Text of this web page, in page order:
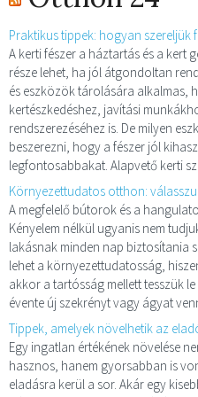
Praktikus tippek: hogyan szereljük
A kerti fészer a háztartás és a kert
része lehet, ha jól átgondoltan
és eszközök tárolására alkalmas,
kertészkedéshez, javítási
rendszerezéséhez is. De milyen
beszerezni, hogy a fészer jól
legfontosabbakat. Alapvető kerti
Környezettudatos otthon:
A megfelelő bútorok és a
Kényelem nélkül ugyanis nem
lakásnak minden nap biztosítania
lehet a környezettudatosság,
akkor a tartósság mellett tesszük
évente új szekrényt vagy ágyat
Tippek, amelyek növelhetik az
Egy ingatlan értékének növelése
hasznos, hanem gyorsabban is
eladásra kerül a sor. Akár egy